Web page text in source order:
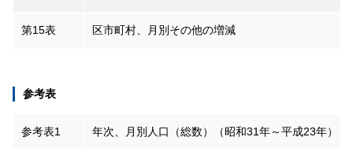
第15表 区市町村、月別その他の増減
参考表
参考表1 年次、月別人口（総数）（昭和31年～平成23年）